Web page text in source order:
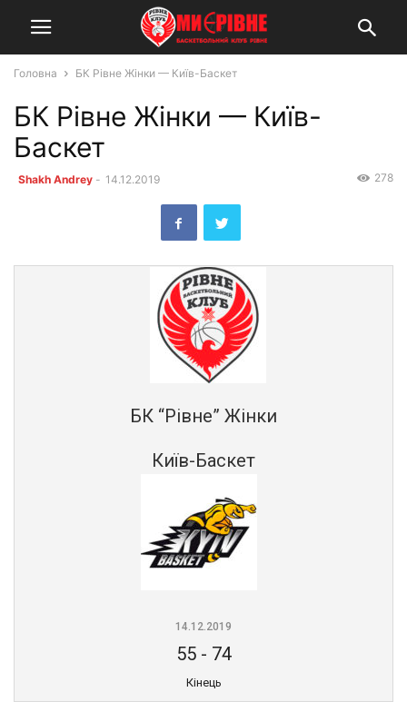
Головна БК Рівне Жінки — Київ-Баскет
БК Рівне Жінки — Київ-
Баскет
Shakh Andrey - 14.12.2019 278
БК “Рівне” Жінки
Київ-Баскет
14.12.2019
55- 74
Кінець